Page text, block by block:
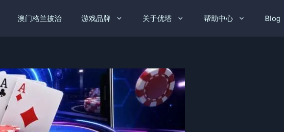
澳门格兰披治 游戏品牌 关于优塔 帮助中心 Blog